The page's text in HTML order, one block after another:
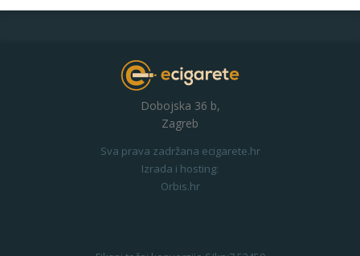
Dobojska 36 b,
Zagreb
Sva prava zadržana ecigarete.hr
Izrada i hosting:
Orbis.hr